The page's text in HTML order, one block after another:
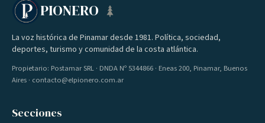
PIONERO
La voz histórica de Pinamar desde 1981. Política, sociedad,
deportes, turismo y comunidad de la costa atlántica.
Propietario: Postamar SRL · DNDA Nº 5344866 · Eneas 200, Pinamar, Buenos
Aires · contacto@elpionero.com.ar
Secciones